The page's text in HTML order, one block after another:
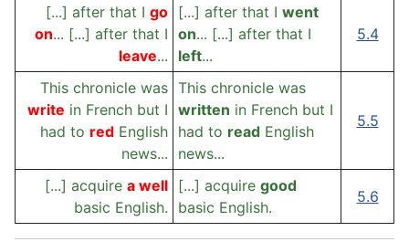
[...] after that I go
on... [...] after that I
leave...
[...] after that I went
on... [...] after that I
left...
5.4
This chronicle was
write in French but I
had to red English
news...
This chronicle was
written in French but I
had to read English
news...
5.5
[...] acquire a well
basic English.
[...] acquire good
basic English.
5.6